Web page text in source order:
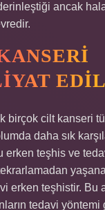
ancak
birçok cilt kanseri
daha sık
erken teşhis ve
erken teşhistir. Bu
tedavi